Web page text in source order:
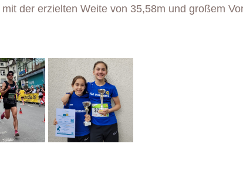
der erzielten Weite von 35,58m und großem